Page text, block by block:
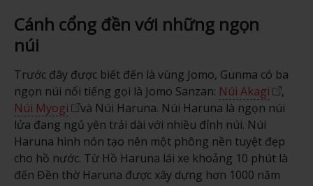
Cánh cổng đền với những ngọn
núi
Trước đây được biết đến là vùng Jomo, Gunma có ba
ngọn núi nổi tiếng gọi là Jomo Sanzan: Núi Akagi
,
Núi Myogi
và Núi Haruna. Núi Haruna là ngọn núi
lửa đang ngủ yên trải dài với nhiều đỉnh núi. Núi
Haruna hình nón tạo nên một phông nền tuyệt đẹp
cho hồ nước. Từ Hồ Haruna lái xe khoảng 10 phút là
đến Đền thờ Haruna được xây dựng hơn 1000 năm